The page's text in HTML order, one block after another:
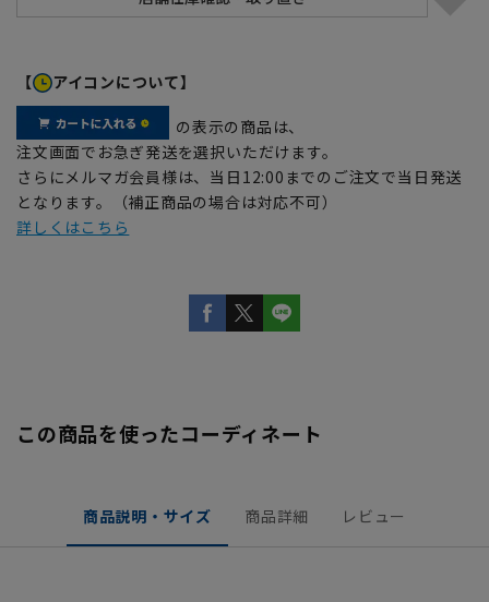
【 アイコンについて】
の表示の商品は、
注文画面でお急ぎ発送を選択いただけます。
さらにメルマガ会員様は、当日12:00までのご注文で当日発送
となります。（補正商品の場合は対応不可）
詳しくはこちら
この商品を使ったコーディネート
商品説明・サイズ 商品詳細 レビュー